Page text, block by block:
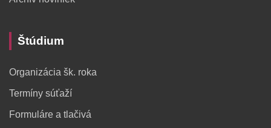
Štúdium
Organizácia šk. roka
Termíny súťaží
Formuláre a tlačivá